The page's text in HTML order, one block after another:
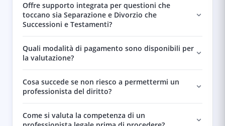
Offre supporto integrata per questioni che
toccano sia Separazione e Divorzio che
Successioni e Testamenti?
Quali modalità di pagamento sono disponibili per
la valutazione?
Cosa succede se non riesco a permettermi un
professionista del diritto?
Come si valuta la competenza di un